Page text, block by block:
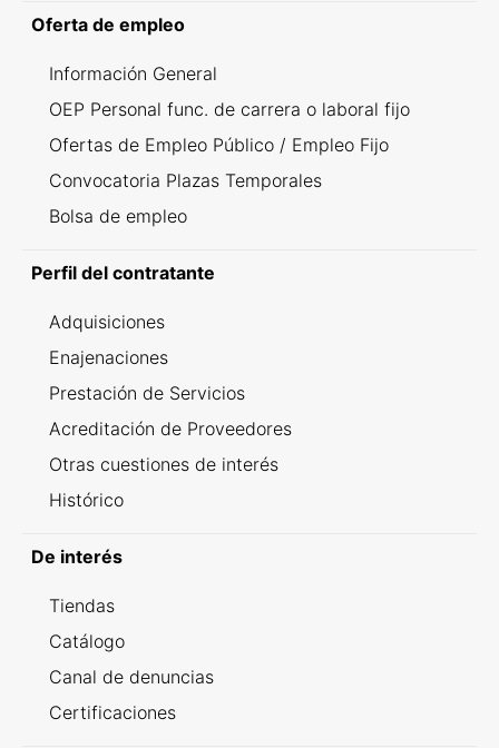
Oferta de empleo
Información General
OEP Personal func. de carrera o laboral fijo
Ofertas de Empleo Público / Empleo Fijo
Convocatoria Plazas Temporales
Bolsa de empleo
Perfil del contratante
Adquisiciones
Enajenaciones
Prestación de Servicios
Acreditación de Proveedores
Otras cuestiones de interés
Histórico
De interés
Tiendas
Catálogo
Canal de denuncias
Certificaciones